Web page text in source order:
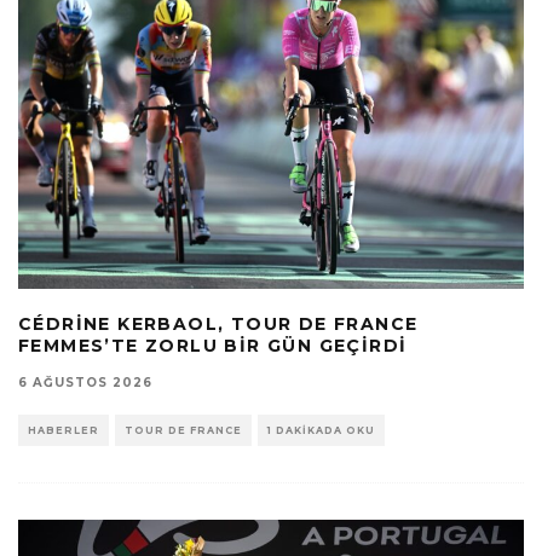
CÉDRINE KERBAOL, TOUR DE FRANCE
FEMMES’TE ZORLU BIR GÜN GEÇIRDI
6 AĞUSTOS 2026
HABERLER TOUR DE FRANCE 1 DAKIKADA OKU